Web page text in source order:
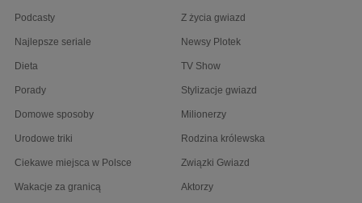
Podcasty
Najlepsze seriale
Dieta
Porady
Domowe sposoby
Urodowe triki
Ciekawe miejsca w Polsce
Wakacje za granicą
Z życia gwiazd
Newsy Plotek
TV Show
Stylizacje gwiazd
Milionerzy
Rodzina królewska
Związki Gwiazd
Aktorzy